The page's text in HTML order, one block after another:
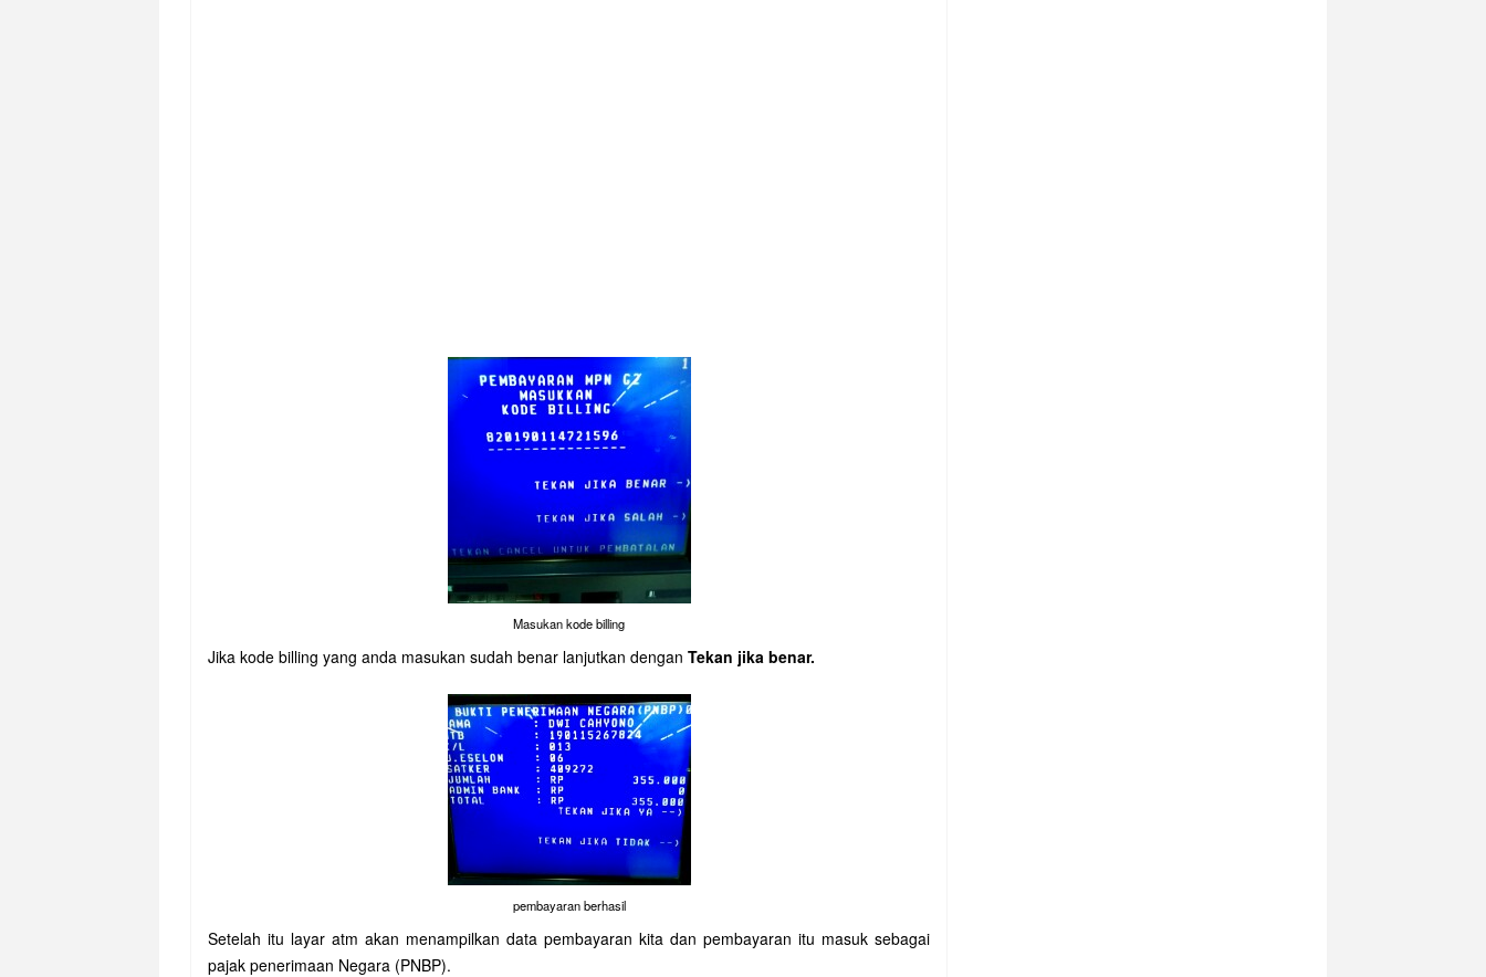
Masukan kode billing
Jika kode billing yang anda masukan sudah benar lanjutkan dengan Tekan jika benar.
pembayaran berhasil
Setelah itu layar atm akan menampilkan data pembayaran kita dan pembayaran itu masuk sebagai
pajak penerimaan Negara (PNBP).